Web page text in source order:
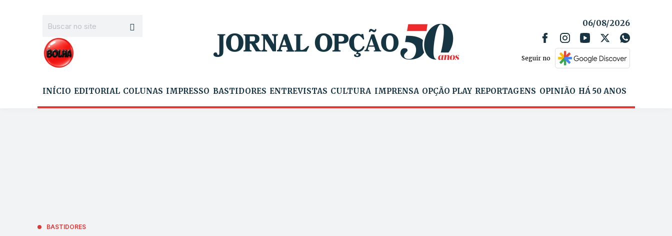
06/08/2026
Seguir no
INÍCIO EDITORIAL COLUNAS IMPRESSO BASTIDORES ENTREVISTAS CULTURA IMPRENSA OPÇÃO PLAY REPORTAGENS OPINIÃO HÁ 50 ANOS
BASTIDORES